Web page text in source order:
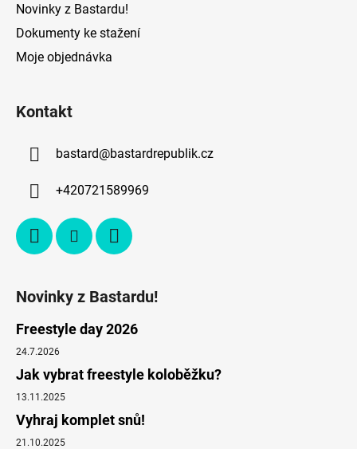
Novinky z Bastardu!
Dokumenty ke stažení
Moje objednávka
Kontakt
bastard@bastardrepublik.cz
+420721589969
Novinky z Bastardu!
Freestyle day 2026
24.7.2026
Jak vybrat freestyle koloběžku?
13.11.2025
Vyhraj komplet snů!
21.10.2025